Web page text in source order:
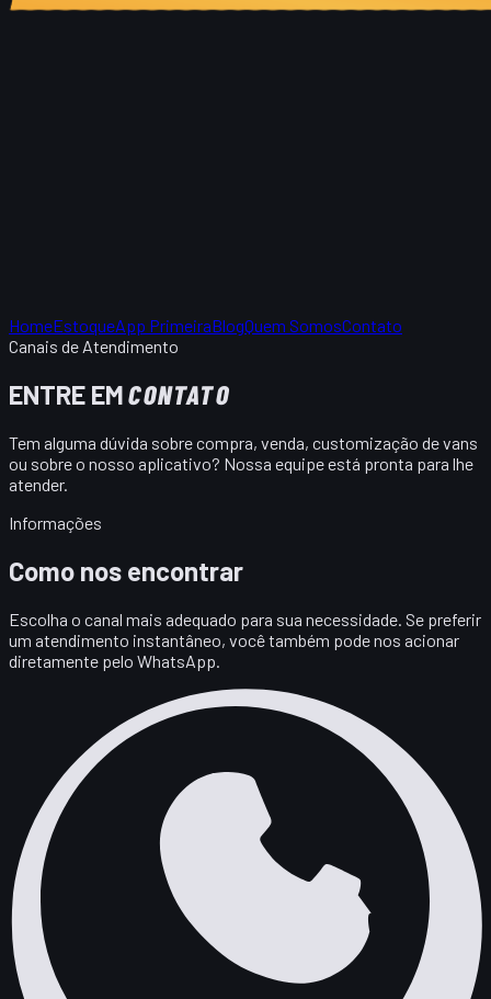
HomeEstoqueApp PrimeiraBlogQuem SomosContato
Canais de Atendimento
ENTRE EMCONTATO
Tem alguma dúvida sobre compra, venda, customização de vans
ou sobre o nosso aplicativo? Nossa equipe está pronta para lhe
atender.
Informações
Como nos encontrar
Escolha o canal mais adequado para sua necessidade. Se preferir
um atendimento instantâneo, você também pode nos acionar
diretamente pelo WhatsApp.